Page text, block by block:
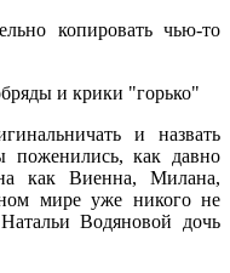
копировать чью-то
и крики "горько"
и назвать
поженились, как давно
как Виенна, Милана,
мире уже никого не
Водяновой дочь